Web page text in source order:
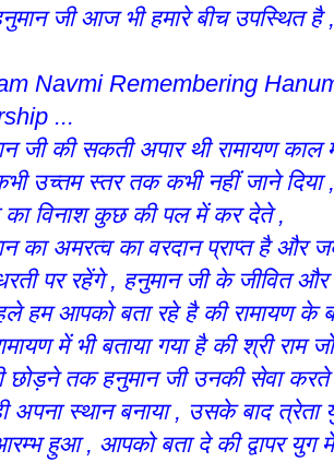
जी आज भी हमारे बीच उपस्थित है ,
जी की सकती अपार थी रामायण काल
उच्तम स्तर तक कभी नहीं जाने दिया ,
का विनाश कुछ की पल में कर देते ,
का अमरत्व का वरदान प्राप्त है और
पर रहेंगे , हनुमान जी के जीवित
हम आपको बता रहे है की रामायण के
में भी बताया गया है की श्री राम
छोड़ने तक हनुमान जी उनकी सेवा
अपना स्थान बनाया , उसके बाद
हुआ , आपको बता दे की द्वापर युग में